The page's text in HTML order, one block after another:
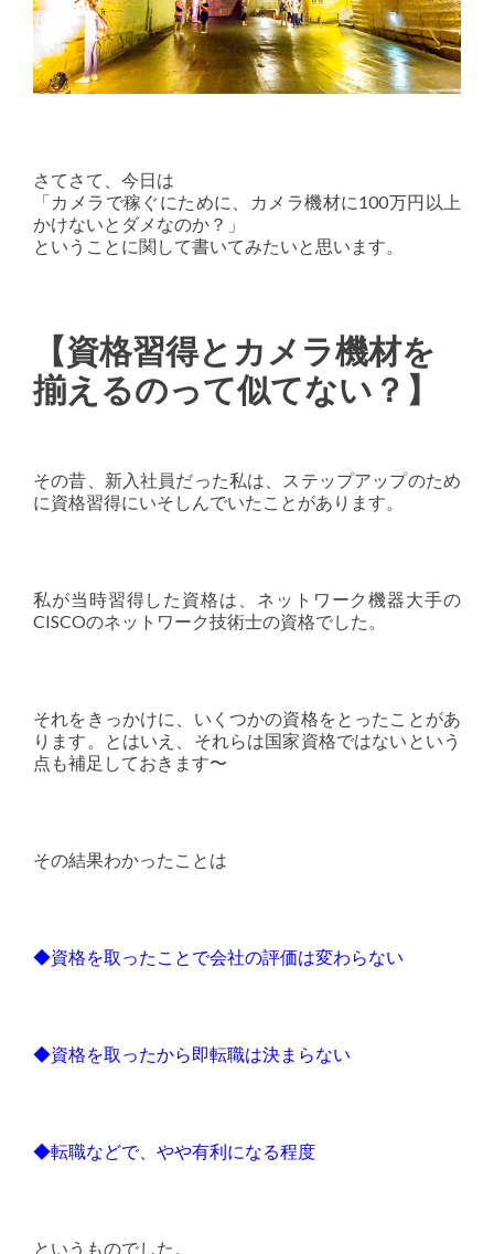
さてさて、今日は
「カメラで稼ぐにために、カメラ機材に100万円以上
かけないとダメなのか？」
ということに関して書いてみたいと思います。
【資格習得とカメラ機材を
揃えるのって似てない？】
その昔、新入社員だった私は、ステップアップのため
に資格習得にいそしんでいたことがあります。
私が当時習得した資格は、ネットワーク機器大手の
CISCOのネットワーク技術士の資格でした。
それをきっかけに、いくつかの資格をとったことがあ
ります。とはいえ、それらは国家資格ではないという
点も補足しておきます〜
その結果わかったことは
◆資格を取ったことで会社の評価は変わらない
◆資格を取ったから即転職は決まらない
◆転職などで、やや有利になる程度
というものでした。